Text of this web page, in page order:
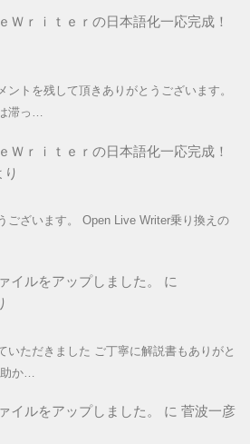
Ｗｒｉｔｅｒの日本語化一応完成！
ントを残して頂きありがとうございます。
滞っ…
Ｗｒｉｔｅｒの日本語化一応完成！
り
ございます。 Open Live Writer乗り換えの
イルをアップしました。
に
いただきました ご丁寧に解説書もありがと
か…
イルをアップしました。 に 菅波一彦